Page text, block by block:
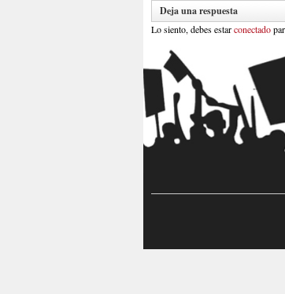
Deja una respuesta
Lo siento, debes estarconectado